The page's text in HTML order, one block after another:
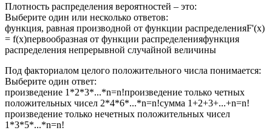
Плотность распределения вероятностей – это:
Выберите один или несколько ответов:
функция, равная производной от функции распределенияF'(x)
= f(x)первообразная от функции распределенияфункция
распределения непрерывной случайной величины
Под факториалом целого положительного числа понимается:
Выберите один ответ:
произведение 1*2*3*...*n=n!произведение только четных
положительных чисел 2*4*6*...*n=n!сумма 1+2+3+...+n=n!
произведение только нечетных положительных чисел
1*3*5*...*n=n!